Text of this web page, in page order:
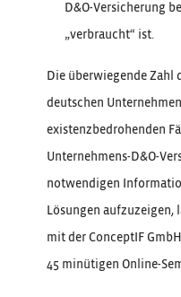
D&O-Versicherung
„verbraucht“ ist.
Die überwiegende Zahl
deutschen
existenzbedrohenden
Unternehmens-D&O-
notwendigen
Lösungen aufzuzeigen,
mit der ConceptIF
45 minütigen Online-